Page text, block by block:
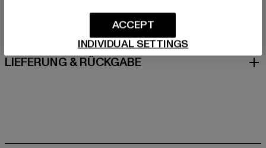
GRÖSSE & PASSFORM
PFLEGEHINWEISE
LIEFERUNG & RÜCKGABE
INDIVIDUAL SETTINGS
ACCEPT